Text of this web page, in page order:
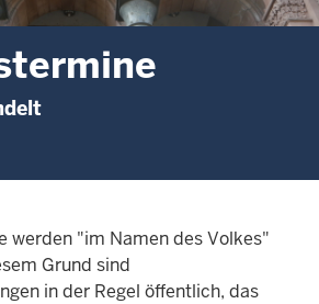
werden "im Namen des Volkes"
Grund sind
in der Regel öffentlich, das